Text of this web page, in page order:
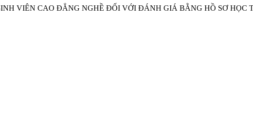
VIÊN CAO ĐẲNG NGHỀ ĐỐI VỚI ĐÁNH GIÁ BẰNG HỒ SƠ HỌC